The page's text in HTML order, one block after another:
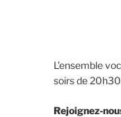
L’ensemble
soirs de
Rejoignez-